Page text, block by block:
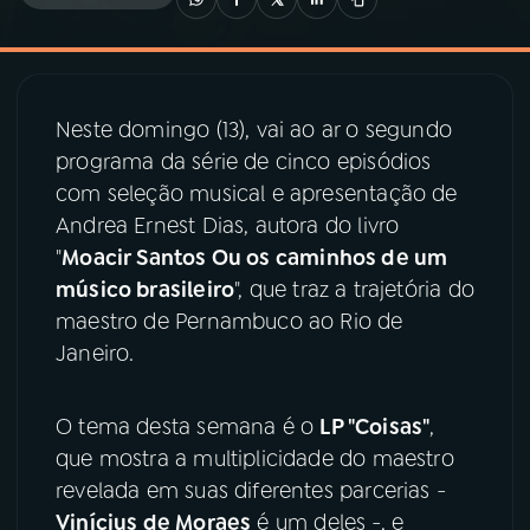
03PROGRAMAÇÃO
04 PROGRAMAS
PODCASTS
06VIDEOCASTS
PRÊMIO RÁDIO MEC
Neste domingo (13), vai ao ar o segundo
programa da série de cinco episódios
com seleção musical e apresentação de
Andrea Ernest Dias, autora do livro
"Moacir Santos Ou os caminhos de um
músico brasileiro", que traz a trajetória do
maestro de Pernambuco ao Rio de
Janeiro.
O tema desta semana é o LP "Coisas",
que mostra a multiplicidade do maestro
revelada em suas diferentes parcerias -
Vinícius de Moraes é um deles -, e